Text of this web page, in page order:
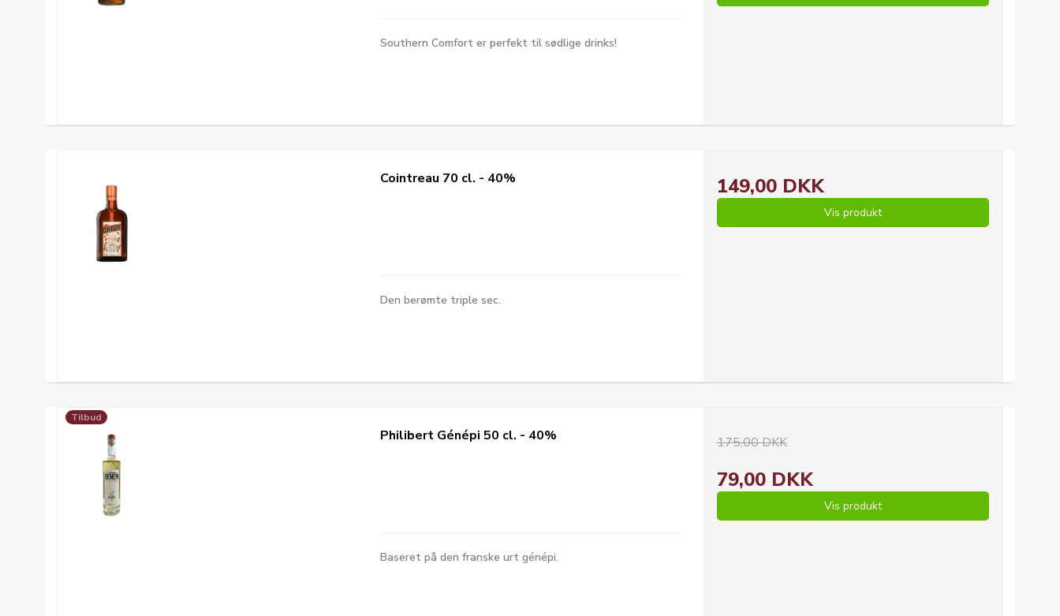
Southern Comfort er perfekt til sødlige drinks!
Cointreau 70 cl. - 40%
Den berømte triple sec.
149,00 DKK
Vis produkt
Tilbud
Philibert Génépi 50 cl. - 40%
Baseret på den franske urt génépi.
175,00 DKK
79,00 DKK
Vis produkt